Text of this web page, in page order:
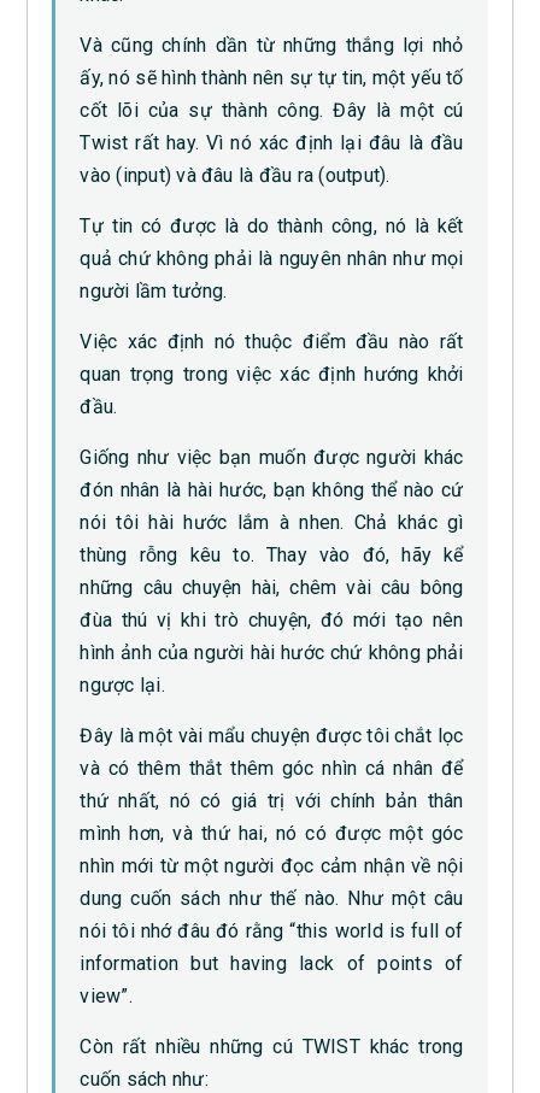
Và cũng chính dần từ những thắng lợi nhỏ
ấy, nó sẽ hình thành nên sự tự tin, một yếu tố
cốt lõi của sự thành công. Đây là một cú
Twist rất hay. Vì nó xác định lại đâu là đầu
vào (input) và đâu là đầu ra (output).
Tự tin có được là do thành công, nó là kết
quả chứ không phải là nguyên nhân như mọi
người lầm tưởng.
Việc xác định nó thuộc điểm đầu nào rất
quan trọng trong việc xác định hướng khởi
đầu.
Giống như việc bạn muốn được người khác
đón nhân là hài hước, bạn không thể nào cứ
nói tôi hài hước lắm à nhen. Chả khác gì
thùng rỗng kêu to. Thay vào đó, hãy kể
những câu chuyện hài, chêm vài câu bông
đùa thú vị khi trò chuyện, đó mới tạo nên
hình ảnh của người hài hước chứ không phải
ngược lại.
Đây là một vài mẩu chuyện được tôi chắt lọc
và có thêm thắt thêm góc nhìn cá nhân để
thứ nhất, nó có giá trị với chính bản thân
mình hơn, và thứ hai, nó có được một góc
nhìn mới từ một người đọc cảm nhận về nội
dung cuốn sách như thế nào. Như một câu
nói tôi nhớ đâu đó rằng “this world is full of
information but having lack of points of
view”.
Còn rất nhiều những cú TWIST khác trong
cuốn sách như: